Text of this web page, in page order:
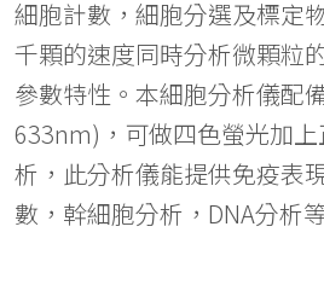
細胞計數，細胞分選及標定
千顆的速度同時分析微顆粒
參數特性。本細胞分析儀配
633nm)，可做四色螢光加
析，此分析儀能提供免疫表
數，幹細胞分析，DNA分析